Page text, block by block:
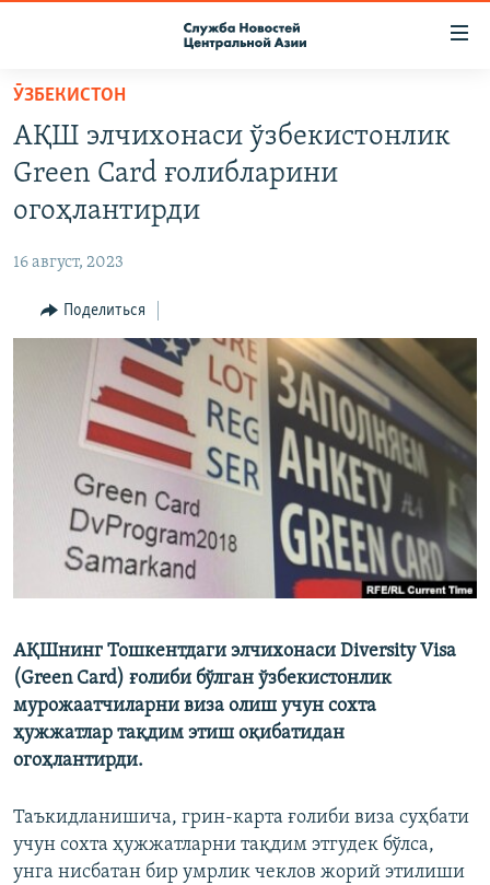
Вернуться
основному
содержанию
главной
навигации
Вернутся
ПОДПИСКА
НАСТОЯЩЕЕ ВРЕМЯ
МИГРАНТ МЕДИА
ӮЗБЕКИСТОН
АҚШ элчихонаси ўзбекистонлик
Green Card ғолибларини
огоҳлантирди
16 август, 2023
Поделиться
АҚШнинг Тошкентдаги элчихонаси Diversity Visa
(Green Card) ғолиби бўлган ўзбекистонлик
мурожаатчиларни виза олиш учун сохта
ҳужжатлар тақдим этиш оқибатидан
огоҳлантирди.
Таъкидланишича, грин-карта ғолиби виза суҳбати
учун сохта ҳужжатларни тақдим этгудек бўлса,
унга нисбатан бир умрлик чеклов жорий этилиши